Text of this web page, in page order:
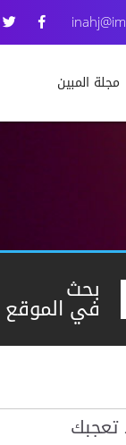
مجلة المبين
بحث
في الموقع